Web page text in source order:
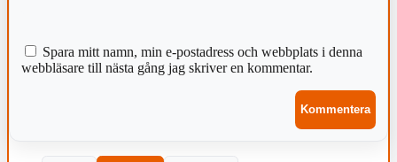
Spara mitt namn, min e-postadress och webbplats i denna
webbläsare till nästa gång jag skriver en kommentar.